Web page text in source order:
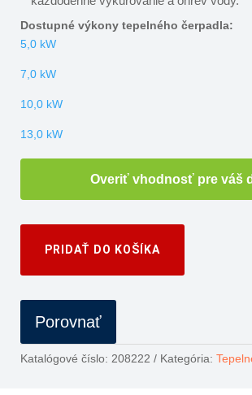
Dostupné výkony tepelného čerpadla:
5,0 kW
7,0 kW
10,0 kW
13,0 kW
Overiť vhodnosť pre váš
PRIDAŤ DO KOŠÍKA
Porovnať
Katalógové číslo: 208222 Kategória: